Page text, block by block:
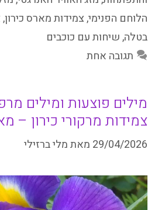
הלוחם הפנימי,צמידות מארס כירון,
בטלה,שיחות עם כוכבים
תגובה אחת
מילים פוצעות ומילים
צמידות מרקורי כירון – מאי
29/04/2026 מאתמלי ברזילי